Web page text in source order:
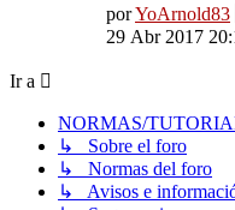
porYoArnold83
29 Abr 2017
Ir a
NORMAS/
↳ Sobre el foro
↳ Normas del foro
↳ Avisos e